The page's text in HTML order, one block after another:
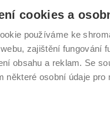
Vysoké
učení
technické
v
cookies a
používáme ke
zajištění fungování
obsahu a reklam. Se
některé osobní údaje pro